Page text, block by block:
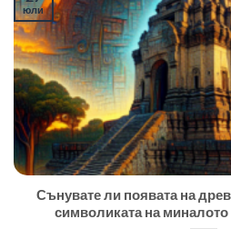
Сънувате ли появата на
символиката на миналото
юли